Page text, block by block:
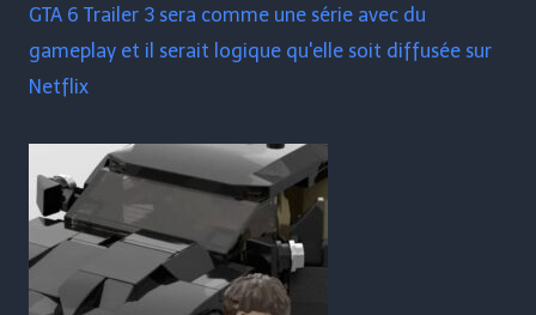
GTA 6 Trailer 3 sera comme une série avec du
gameplay et il serait logique qu'elle soit diffusée sur
Netflix